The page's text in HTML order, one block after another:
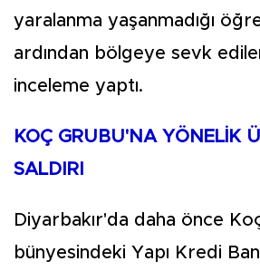
yaralanma yaşanmadığı
ardından bölgeye sevk
inceleme yaptı.
KOÇ GRUBU'NA YÖNELİK
SALDIRI
Diyarbakır'da daha önce
bünyesindeki Yapı Kredi